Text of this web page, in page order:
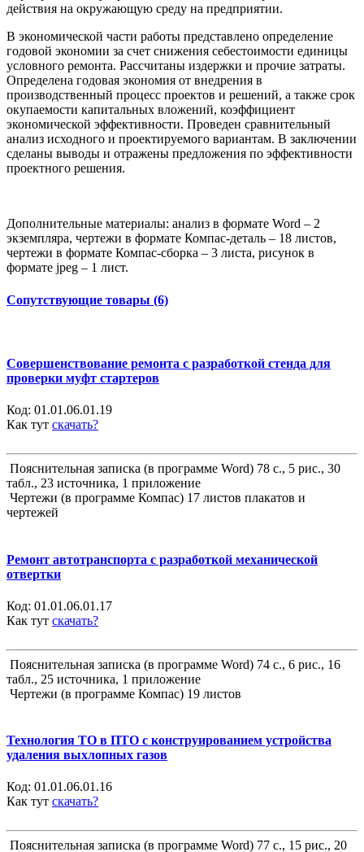
действия на окружающую среду на предприятии.
В экономической части работы представлено определение
годовой экономии за счет снижения себестоимости единицы
условного ремонта. Рассчитаны издержки и прочие затраты.
Определена годовая экономия от внедрения в
производственный процесс проектов и решений, а также срок
окупаемости капитальных вложений, коэффициент
экономической эффективности. Проведен сравнительный
анализ исходного и проектируемого вариантам. В заключении
сделаны выводы и отражены предложения по эффективности
проектного решения.
Дополнительные материалы: анализ в формате Word – 2
экземпляра, чертежи в формате Компас-деталь – 18 листов,
чертежи в формате Компас-сборка – 3 листа, рисунок в
формате jpeg – 1 лист.
Сопутствующие товары (6)
Совершенствование ремонта с разработкой стенда для
проверки муфт стартеров
Код: 01.01.06.01.19
Как тут скачать?
Пояснительная записка (в программе Word) 78 с., 5 рис., 30
табл., 23 источника, 1 приложение
Чертежи (в программе Компас) 17 листов плакатов и
чертежей
Ремонт автотранспорта с разработкой механической
отвертки
Код: 01.01.06.01.17
Как тут скачать?
Пояснительная записка (в программе Word) 74 с., 6 рис., 16
табл., 25 источника, 1 приложение
Чертежи (в программе Компас) 19 листов
Технология ТО в ПТО с конструированием устройства
удаления выхлопных газов
Код: 01.01.06.01.16
Как тут скачать?
Пояснительная записка (в программе Word) 77 с., 15 рис., 20